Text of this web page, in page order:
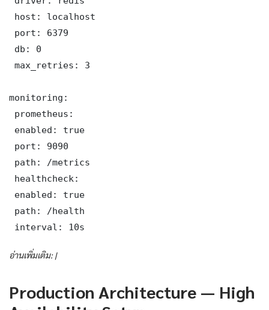
host: localhost
port: 6379
db: 0
max_retries: 3
monitoring:
prometheus:
enabled: true
port: 9090
path: /metrics
healthcheck:
enabled: true
path: /health
interval: 10s
อ่านเพิ่มเติม: |
Production Architecture — High